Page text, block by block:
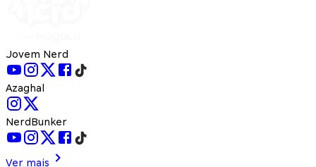
Jovem Nerd
Azaghal
NerdBunker
Ver mais